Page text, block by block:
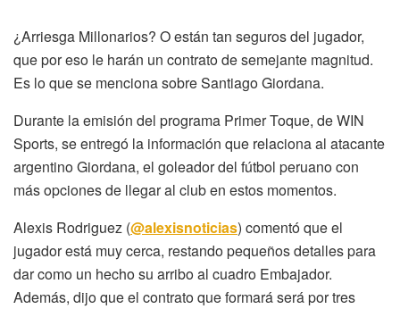
¿Arriesga Millonarios? O están tan seguros del jugador,
que por eso le harán un contrato de semejante magnitud.
Es lo que se menciona sobre Santiago Giordana.
Durante la emisión del programa Primer Toque, de WIN
Sports, se entregó la información que relaciona al atacante
argentino Giordana, el goleador del fútbol peruano con
más opciones de llegar al club en estos momentos.
Alexis Rodriguez (@alexisnoticias) comentó que el
jugador está muy cerca, restando pequeños detalles para
dar como un hecho su arribo al cuadro Embajador.
Además, dijo que el contrato que formará será por tres